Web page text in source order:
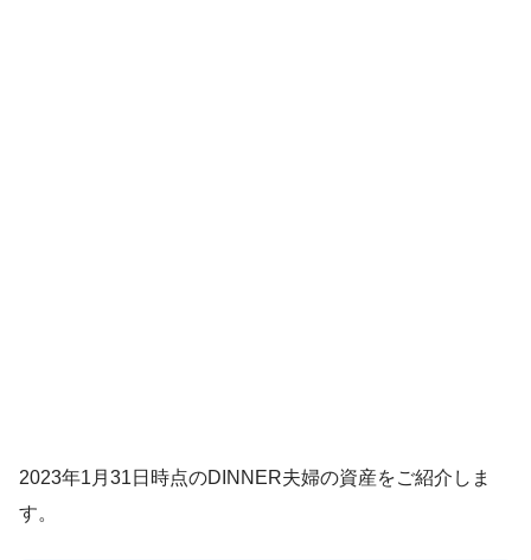
2023年1月31日時点のDINNER夫婦の資産をご紹介しま
す。